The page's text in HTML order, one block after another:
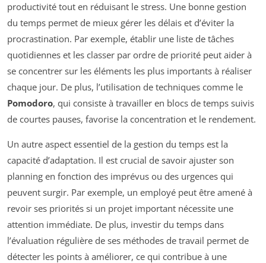
productivité tout en réduisant le stress. Une bonne gestion
du temps permet de mieux gérer les délais et d’éviter la
procrastination. Par exemple, établir une liste de tâches
quotidiennes et les classer par ordre de priorité peut aider à
se concentrer sur les éléments les plus importants à réaliser
chaque jour. De plus, l’utilisation de techniques comme le
Pomodoro, qui consiste à travailler en blocs de temps suivis
de courtes pauses, favorise la concentration et le rendement.
Un autre aspect essentiel de la gestion du temps est la
capacité d’adaptation. Il est crucial de savoir ajuster son
planning en fonction des imprévus ou des urgences qui
peuvent surgir. Par exemple, un employé peut être amené à
revoir ses priorités si un projet important nécessite une
attention immédiate. De plus, investir du temps dans
l’évaluation régulière de ses méthodes de travail permet de
détecter les points à améliorer, ce qui contribue à une